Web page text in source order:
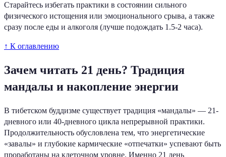
Старайтесь избегать практики в состоянии сильного
физического истощения или эмоционального срыва, а также
сразу после еды и алкоголя (лучше подождать 1.5-2 часа).
↑ К оглавлению
Зачем читать 21 день? Традиция
мандалы и накопление энергии
В тибетском буддизме существует традиция «мандалы» — 21-
дневного или 40-дневного цикла непрерывной практики.
Продолжительность обусловлена тем, что энергетические
«завалы» и глубокие кармические «отпечатки» успевают быть
проработаны на клеточном уровне. Именно 21 день